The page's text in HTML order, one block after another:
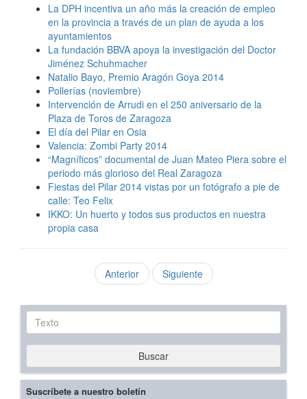
La DPH incentiva un año más la creación de empleo
en la provincia a través de un plan de ayuda a los
ayuntamientos
La fundación BBVA apoya la investigación del Doctor
Jiménez Schuhmacher
Natalio Bayo, Premio Aragón Goya 2014
Pollerías (noviembre)
Intervención de Arrudi en el 250 aniversario de la
Plaza de Toros de Zaragoza
El día del Pilar en Osia
Valencia: Zombi Party 2014
“Magníficos” documental de Juan Mateo Piera sobre el
periodo más glorioso del Real Zaragoza
Fiestas del Pilar 2014 vistas por un fotógrafo a pie de
calle: Teo Felix
IKKO: Un huerto y todos sus productos en nuestra
propia casa
Anterior Siguiente
Texto
Buscar
Suscríbete a nuestro boletín